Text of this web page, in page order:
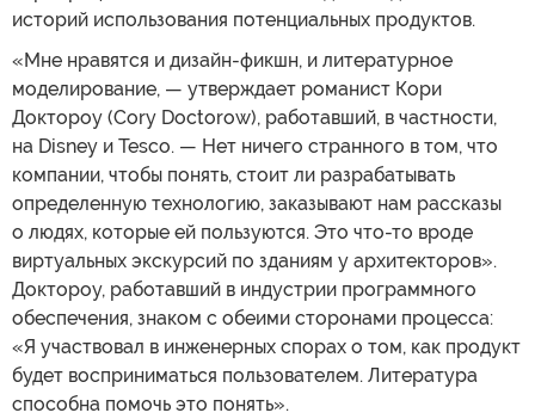
историй использования потенциальных продуктов.
«Мне нравятся и дизайн-фикшн, и литературное
моделирование, — утверждает романист Кори
Доктороу (Cory Doctorow), работавший, в частности,
на Disney и Tesco. — Нет ничего странного в том, что
компании, чтобы понять, стоит ли разрабатывать
определенную технологию, заказывают нам рассказы
о людях, которые ей пользуются. Это что-то вроде
виртуальных экскурсий по зданиям у архитекторов».
Доктороу, работавший в индустрии программного
обеспечения, знаком с обеими сторонами процесса:
«Я участвовал в инженерных спорах о том, как продукт
будет восприниматься пользователем. Литература
способна помочь это понять».